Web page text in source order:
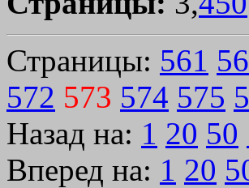
Страницы: 561
572 573 574 575
Назад на: 1 20 50
Вперед на: 1 20